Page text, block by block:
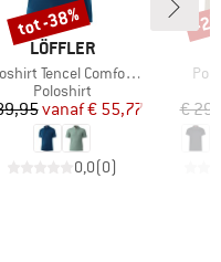
MERK
LÖFFLER
Tencel Comfort Fit
Productgroep
Poloshirt
Prijs
Verlaagde prijs
vanaf€ 55,77
0,0(0)
Korting
tot -38%
€
-